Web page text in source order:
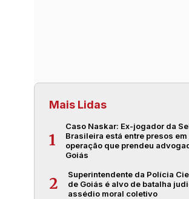
Mais Lidas
1
Caso Naskar: Ex-jogador da
Brasileira está entre presos em
operação que prendeu
Goiás
2
Superintendente da Polícia
de Goiás é alvo de batalha
assédio moral coletivo